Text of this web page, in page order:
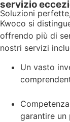
servizio
Soluzioni
Kwoco si
offrendo più di
nostri servizi
Un vasto
garantire